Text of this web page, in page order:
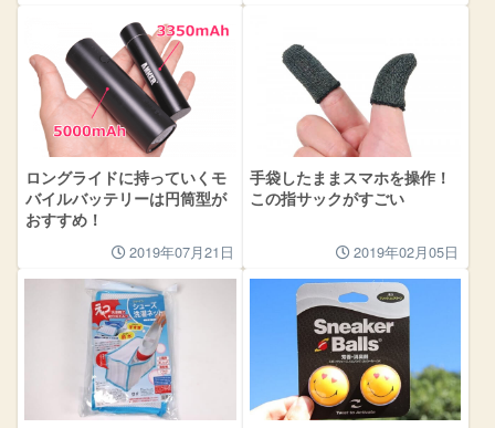
ロングライドに持っていくモ
バイルバッテリーは円筒型が
おすすめ！
2019年07月21日
手袋したままスマホを操作！
この指サックがすごい
2019年02月05日